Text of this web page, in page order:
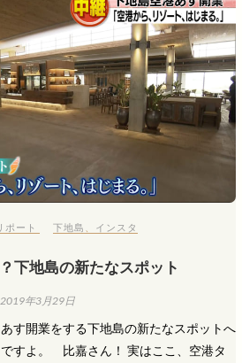
ポート 下地島 インスタ
下地島の新たなスポット
2019年3月29日
す開業をする下地島の新たなスポットへ
すよ。 比嘉さん！ 実はここ、空港タ